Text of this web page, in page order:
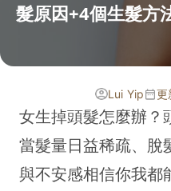
髮原因+4個生髮方
Lui Yip 更
女生掉頭髮怎麼辦？
當髮量日益稀疏、脫
與不安感相信你我都